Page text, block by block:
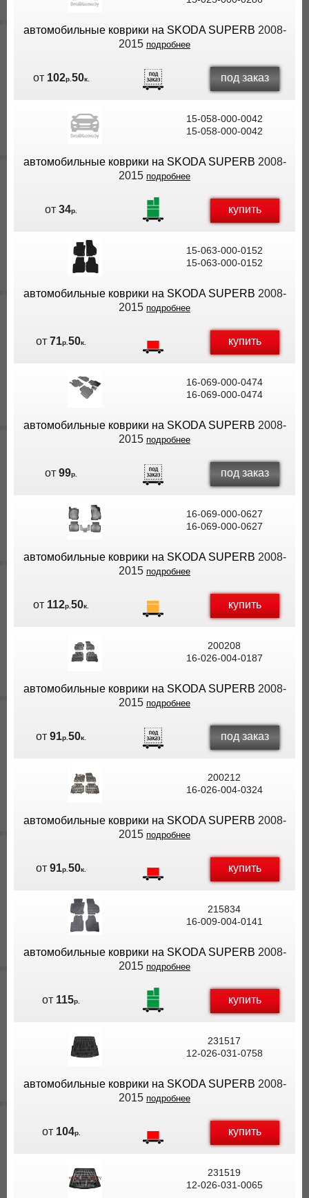
автомобильные коврики на SKODA SUPERB 2008-
2015 подробнее
от 102р. 50к. под заказ
15-058-000-0042
15-058-000-0042
автомобильные коврики на SKODA SUPERB 2008-
2015 подробнее
от34р. купить
15-063-000-0152
15-063-000-0152
автомобильные коврики на SKODA SUPERB 2008-
2015 подробнее
от71р.50к. купить
16-069-000-0474
16-069-000-0474
автомобильные коврики на SKODA SUPERB 2008-
2015 подробнее
от99р. под заказ
16-069-000-0627
16-069-000-0627
автомобильные коврики на SKODA SUPERB 2008-
2015 подробнее
от 112р.50к. купить
200208
16-026-004-0187
автомобильные коврики на SKODA SUPERB 2008-
2015 подробнее
от91р.50к. под заказ
200212
16-026-004-0324
автомобильные коврики на SKODA SUPERB 2008-
2015 подробнее
от91р.50к. купить
215834
16-009-004-0141
автомобильные коврики на SKODA SUPERB 2008-
2015 подробнее
от 115р. купить
231517
12-026-031-0758
автомобильные коврики на SKODA SUPERB 2008-
2015 подробнее
от 104р. купить
231519
12-026-031-0065